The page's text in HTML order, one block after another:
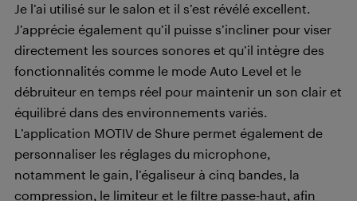
Je l’ai utilisé sur le salon et il s’est révélé excellent.
J’apprécie également qu’il puisse s’incliner pour viser
directement les sources sonores et qu’il intègre des
fonctionnalités comme le mode Auto Level et le
débruiteur en temps réel pour maintenir un son clair et
équilibré dans des environnements variés.
L’application MOTIV de Shure permet également de
personnaliser les réglages du microphone,
notamment le gain, l’égaliseur à cinq bandes, la
compression, le limiteur et le filtre passe-haut, afin